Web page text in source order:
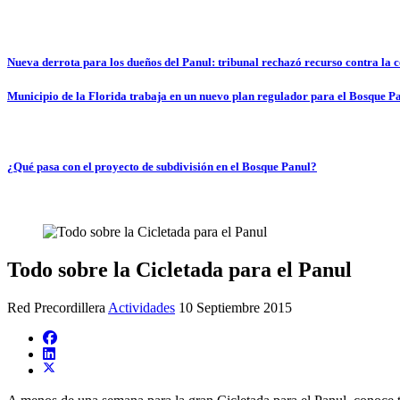
Nueva derrota para los dueños del Panul: tribunal rechazó recurso contra la
Municipio de la Florida trabaja en un nuevo plan regulador para el Bosque
¿Qué pasa con el proyecto de subdivisión en el Bosque Panul?
Todo sobre la Cicletada para el Panul
Red Precordillera Actividades 10 Septiembre 2015